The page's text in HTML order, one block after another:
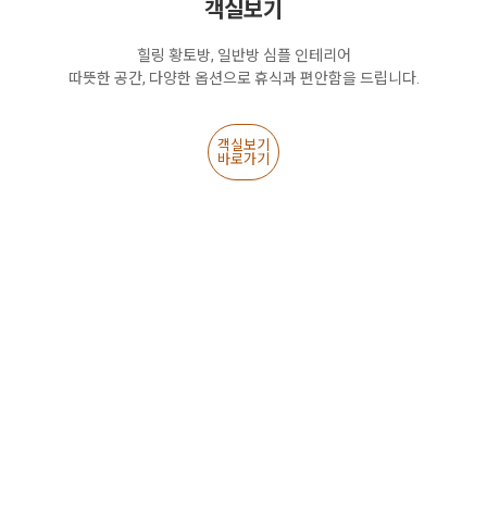
객실보기
힐링 황토방, 일반방 심플 인테리어
따뜻한 공간, 다양한 옵션으로 휴식과 편안함을 드립니다.
객실보기
바로가기